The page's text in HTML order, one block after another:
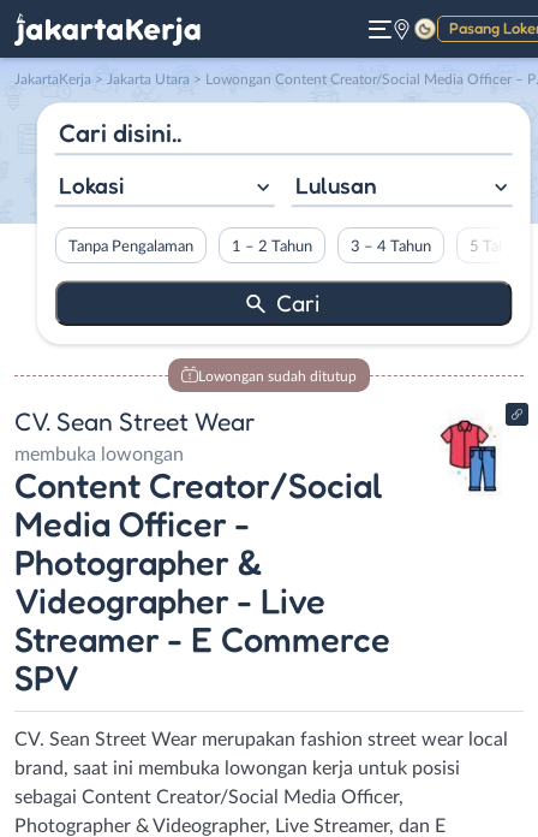
Pasang
Gelap
JakartaKerja > Jakarta Utara > Lowongan Content Creator/Social Media Officer – Photographer & Videographer – Live Streamer – E Commerce SPV di CV. Sean Street Wear
Lokasi Lulusan
Tanpa Pengalaman 1 – 2 Tahun 3 – 4 Tahun 5 Tahun
Lowongan sudah ditutup
CV. Sean Street Wear
membuka lowongan
Content Creator/Social
Media Officer -
Photographer &
Videographer - Live
Streamer - E Commerce
SPV
CV. Sean Street Wear merupakan fashion street wear local
brand, saat ini membuka lowongan kerja untuk posisi
sebagai Content Creator/Social Media Officer,
Photographer & Videographer, Live Streamer, dan E